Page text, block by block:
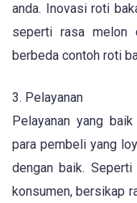
anda. Inovasi roti
seperti rasa melon
berbeda contoh roti
3. Pelayanan
Pelayanan yang
para pembeli yang
dengan baik.
konsumen, bersikap